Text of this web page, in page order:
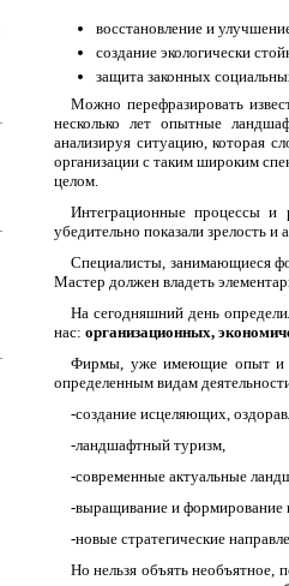
восстановление и
создание экологически
защита законных
Можно перефразировать
несколько лет опытные
анализируя ситуацию, которая
организации с таким широким
целом.
Интеграционные процессы и
убедительно показали зрелость и
Специалисты, занимающиеся
Мастер должен владеть
На сегодняшний день
нас: организационных,
Фирмы, уже имеющие опыт и
определенным видам
-создание исцеляющих,
-ландшафтный туризм,
-современные актуальные
-выращивание и формирование
-новые стратегические
Но нельзя объять необъятное,